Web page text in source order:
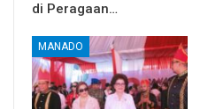
di Peragaan…
MANADO